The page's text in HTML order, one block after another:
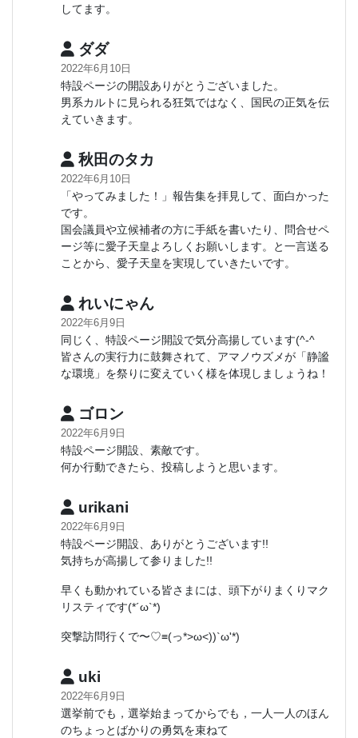
してます。
ダダ
2022年6月10日
特設ページの開設ありがとうございました。
男系カルトに見られる狂気ではなく、国民の正気を伝
えていきます。
秋田のタカ
2022年6月10日
「やってみました！」報告集を拝見して、面白かった
です。
国会議員や立候補者の方に手紙を書いたり、問合せペ
ージ等に愛子天皇よろしくお願いします。と一言送る
ことから、愛子天皇を実現していきたいです。
れいにゃん
2022年6月9日
同じく、特設ページ開設で気分高揚しています(^-^ゞ
皆さんの実行力に鼓舞されて、アマノウズメが「静謐
な環境」を祭りに変えていく様を体現しましょうね！
ゴロン
2022年6月9日
特設ページ開設、素敵です。
何か行動できたら、投稿しようと思います。
urikani
2022年6月9日
特設ページ開設、ありがとうございます!!
気持ちが高揚して参りました!!
早くも動かれている皆さまには、頭下がりまくりマク
リスティです(*´ω`*)
突撃訪問行くで〜♡≡(っ*>ω<))`ω'*)
uki
2022年6月9日
選挙前でも，選挙始まってからでも，一人一人のほん
のちょっとばかりの勇気を束ねて